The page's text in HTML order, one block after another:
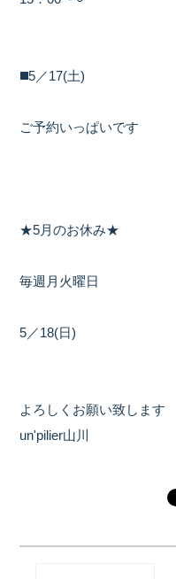
◼️5／17(土)
ご予約いっぱいです
★5月のお休み★
毎週月火曜日
5／18(日)
よろしくお願い致します
un'pilier山川